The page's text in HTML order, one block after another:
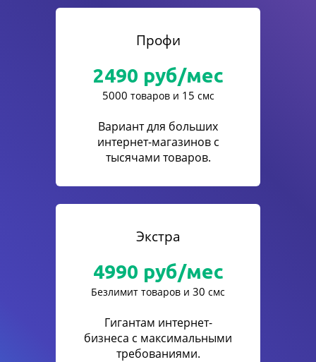
Профи
2490 руб/мес
5000 товаров и 15 смс
Вариант для больших
интернет-магазинов с
тысячами товаров.
Экстра
4990 руб/мес
Безлимит товаров и 30 смс
Гигантам интернет-
бизнеса с максимальными
требованиями.